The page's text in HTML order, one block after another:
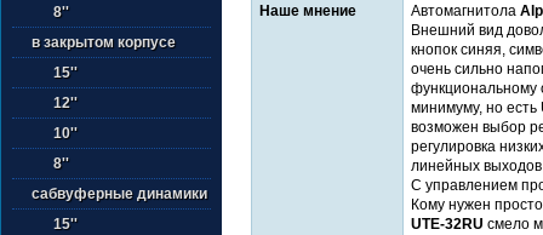
8''
в закрытом корпусе
15''
12''
10''
8''
сабвуферные динамики
15''
Наше мнение Автомагнитола
Внешний вид
кнопок синяя,
очень сильно
функциональному
минимуму, но есть
возможен выбор
регулировка
линейных
С управлением
Кому нужен
UTE-32RU смело